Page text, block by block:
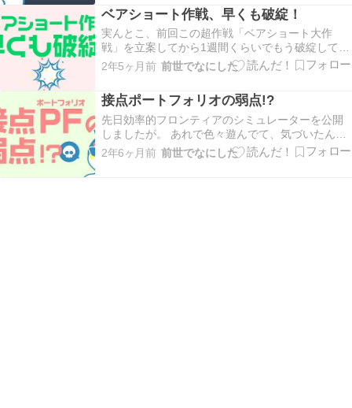
CFD取引！ 少額の補償金を預ければとんでもない
リスク…
ベアショート作戦、早くも破綻！
実んとこ、前回この超作戦「ベアショート大作
戦」を立案してから1週間くらいでもう破綻してた
んですけね！ 毎回作戦発表してから1週間くらい
で破綻しとるな 神様に嫌われてるからね！ 仕方な
アショート作戦、破綻の理由 結論から言えばた
だ、…
2年5ヶ月前 前世でなにした
接点ポートフォリオの弱点!?
先日効率的フロンティアのシミュレーターを公開
しましたが。 あれで色々遊んでて、気づいたんで
すけど……。 接点ポートフォリオって、弱点ある
くない？ いやそんなこと分かってますけど？ て人
2年6ヶ月前 前世でなにした